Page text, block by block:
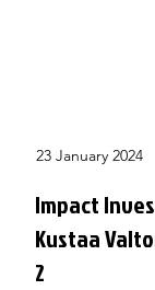
23 January 2024
Impact
Kustaa
2